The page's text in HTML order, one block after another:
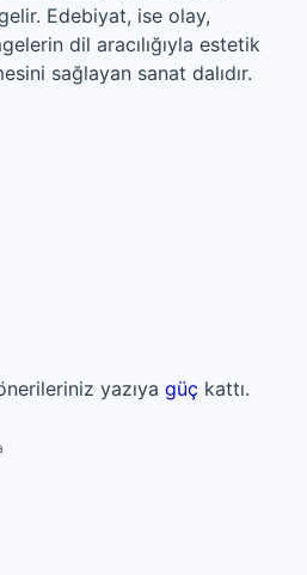
Edebiyat, ise olay,
dil aracılığıyla estetik
sağlayan sanat dalıdır.
yazıya güç kattı.